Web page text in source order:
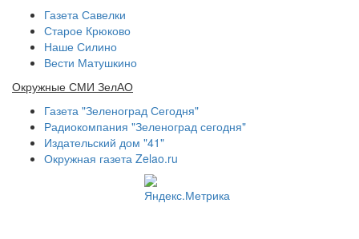
Газета Савелки
Старое Крюково
Наше Силино
Вести Матушкино
Окружные СМИ ЗелАО
Газета "Зеленоград Сегодня"
Радиокомпания "Зеленоград сегодня"
Издательский дом "41"
Окружная газета Zelao.ru